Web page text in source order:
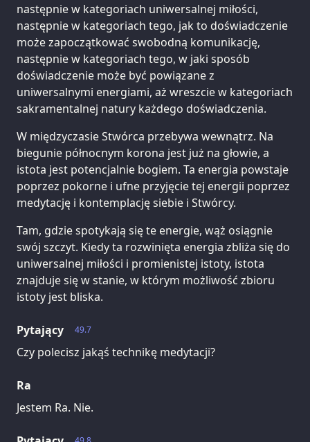
następnie w kategoriach uniwersalnej miłości,
następnie w kategoriach tego, jak to doświadczenie
może zapoczątkować swobodną komunikację,
następnie w kategoriach tego, w jaki sposób
doświadczenie może być powiązane z
uniwersalnymi energiami, aż wreszcie w kategoriach
sakramentalnej natury każdego doświadczenia.
W międzyczasie Stwórca przebywa wewnątrz. Na
biegunie północnym korona jest już na głowie, a
istota jest potencjalnie bogiem. Ta energia powstaje
poprzez pokorne i ufne przyjęcie tej energii poprzez
medytację i kontemplację siebie i Stwórcy.
Tam, gdzie spotykają się te energie, wąż osiągnie
swój szczyt. Kiedy ta rozwinięta energia zbliża się do
uniwersalnej miłości i promienistej istoty, istota
znajduje się w stanie, w którym możliwość zbioru
istoty jest bliska.
49.7
Pytający
Czy polecisz jakąś technikę medytacji?
Ra
Jestem Ra. Nie.